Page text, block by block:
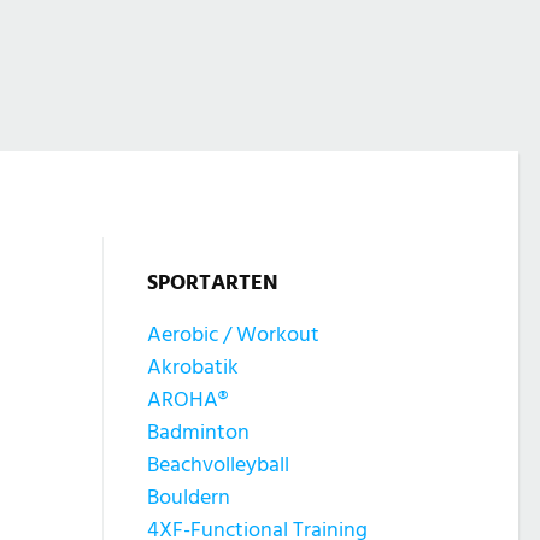
SPORTARTEN
Aerobic / Workout
Akrobatik
AROHA®
Badminton
Beachvolleyball
Bouldern
4XF-Functional Training